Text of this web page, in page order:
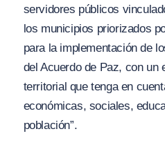
servidores públicos
los municipios priorizados
para la implementación de
del Acuerdo de Paz, con un
territorial que tenga en
económicas, sociales,
población”.